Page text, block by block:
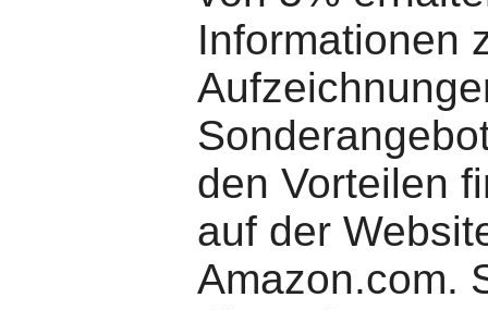
Informationen
den Vorteilen
auf der
Amazon.com.